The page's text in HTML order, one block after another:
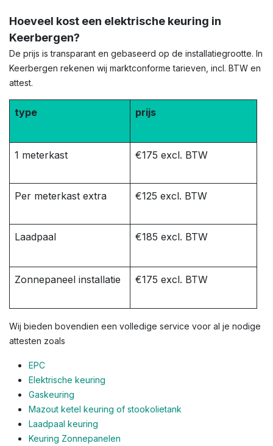
Hoeveel kost een elektrische keuring in
Keerbergen?
De prijs is transparant en gebaseerd op de installatiegrootte. In
Keerbergen rekenen wij marktconforme tarieven, incl. BTW en
attest.
type prijs
1 meterkast €175 excl. BTW
Per meterkast extra €125 excl. BTW
Laadpaal €185 excl. BTW
Zonnepaneel installatie €175 excl. BTW
Wij bieden bovendien een volledige service voor al je nodige
attesten zoals
EPC
Elektrische keuring
Gaskeuring
Mazout ketel keuring of stookolietank
Laadpaal keuring
Keuring Zonnepanelen